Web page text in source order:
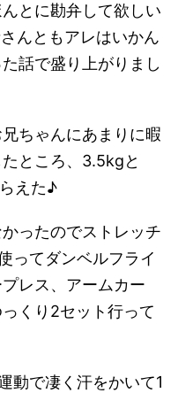
とに勘弁して欲しい
んともアレはいかん
話で盛り上がりまし
ちゃんにあまりに暇
ところ、3.5kgと
えた♪︎
ったのでストレッチ
ってダンベルフライ
レス、アームカー
くり2セット行って
動で凄く汗をかいて1